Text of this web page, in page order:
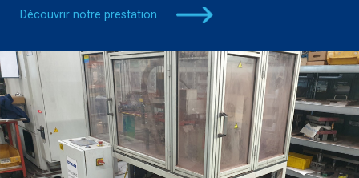
Découvrir notre prestation